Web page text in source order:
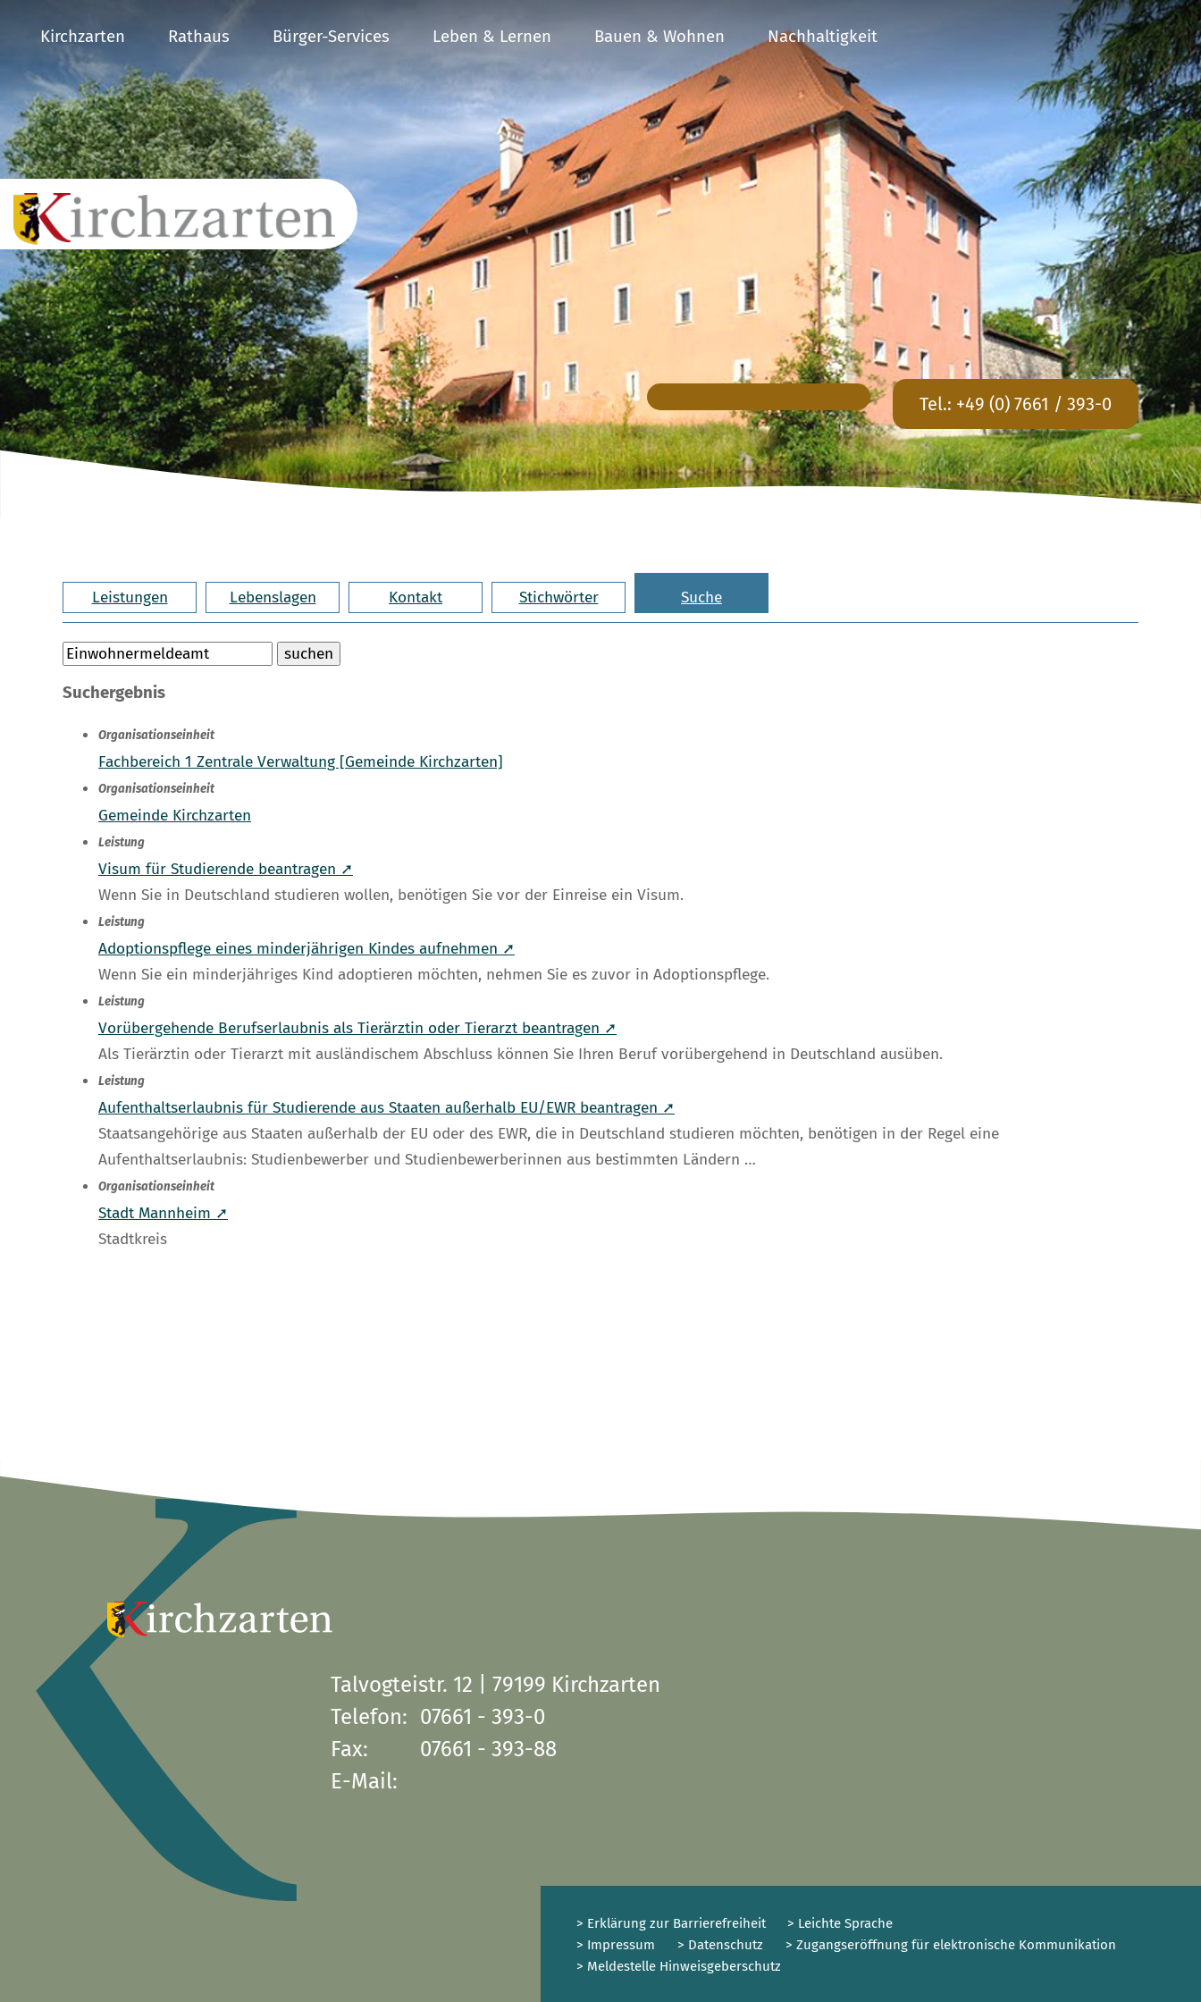
Kirchzarten Rathaus Bürger-Services Leben & Lernen Bauen & Wohnen Nachhaltigkeit
Tel.: +49 (0) 7661 / 393-0
Leistungen Lebenslagen Kontakt Stichwörter Suche
Suchergebnis
Organisationseinheit
Fachbereich 1 Zentrale Verwaltung [Gemeinde Kirchzarten]
Organisationseinheit
Gemeinde Kirchzarten
Leistung
Visum für Studierende beantragen ➚
Wenn Sie in Deutschland studieren wollen, benötigen Sie vor der Einreise ein Visum.
Leistung
Adoptionspflege eines minderjährigen Kindes aufnehmen ➚
Wenn Sie ein minderjähriges Kind adoptieren möchten, nehmen Sie es zuvor in Adoptionspflege.
Leistung
Vorübergehende Berufserlaubnis als Tierärztin oder Tierarzt beantragen ➚
Als Tierärztin oder Tierarzt mit ausländischem Abschluss können Sie Ihren Beruf vorübergehend in Deutschland ausüben.
Leistung
Aufenthaltserlaubnis für Studierende aus Staaten außerhalb EU/EWR beantragen ➚
Staatsangehörige aus Staaten außerhalb der EU oder des EWR, die in Deutschland studieren möchten, benötigen in der Regel eine
Aufenthaltserlaubnis: Studienbewerber und Studienbewerberinnen aus bestimmten Ländern …
Organisationseinheit
Stadt Mannheim ➚
Stadtkreis
Talvogteistr. 12 | 79199 Kirchzarten
Telefon: 07661 - 393-0
Fax:
07661 - 393-88
E-Mail:
> Erklärung zur Barrierefreiheit
> Leichte Sprache
> Impressum
> Datenschutz
> Zugangseröffnung für elektronische Kommunikation
> Meldestelle Hinweisgeberschutz